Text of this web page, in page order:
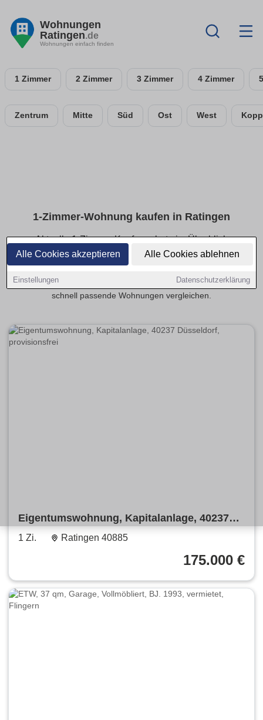
Alle Cookies akzeptieren Alle Cookies ablehnen
Einstellungen Datenschutzerklärung
Wohnungen
Ratingen.de
Wohnungen einfach finden
1 Zimmer 2 Zimmer 3 Zimmer 4 Zimmer
Zentrum Mitte Süd Ost West
1-Zimmer-Wohnung kaufen in Ratingen
Aktuelle 1-Zimmer-Kaufangebote im Überblick
Finde 1-Zimmer-Eigentumswohnungen in Ratingen. Auf
Preis, Wohnfläche, Zustand und Ausstattung filtern und
schnell passende Wohnungen vergleichen.
Eigentumswohnung, Kapitalanlage, 40237
Düsseldorf, provisionsfrei
1 Zi. Ratingen 40885
175.000 €